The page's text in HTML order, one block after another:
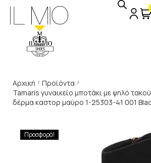
Αρχική / Προϊόντα /
Tamaris γυναικείο μποτάκι με ψηλό
δέρμα καστορ μαύρο 1-25303-41 001
Προσφορά!